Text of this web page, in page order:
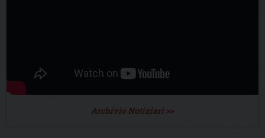
Archivio Notiziari >>